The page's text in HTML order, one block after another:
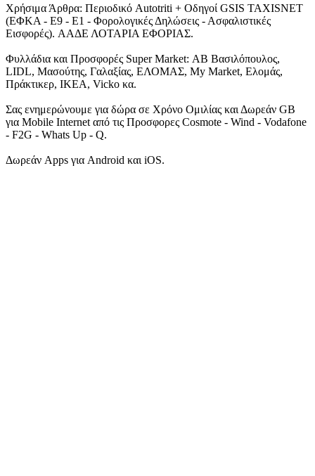
Χρήσιμα Άρθρα: Περιοδικό Autotriti + Οδηγοί GSIS TAXISNET
(ΕΦΚΑ - Ε9 - Ε1 - Φορολογικές Δηλώσεις - Ασφαλιστικές
Εισφορές). ΑΑΔΕ ΛΟΤΑΡΙΑ ΕΦΟΡΙΑΣ.
Φυλλάδια και Προσφορές Super Market: ΑΒ Βασιλόπουλος,
LIDL, Μασούτης, Γαλαξίας, ΕΛΟΜΑΣ, My Market, Ελομάς,
Πράκτικερ, ΙΚΕΑ, Vicko κα.
Σας ενημερώνουμε για δώρα σε Χρόνο Ομιλίας και Δωρεάν GB
για Mobile Internet από τις Προσφορες Cosmote - Wind - Vodafone
- F2G - Whats Up - Q.
Δωρεάν Apps για Android και iOS.